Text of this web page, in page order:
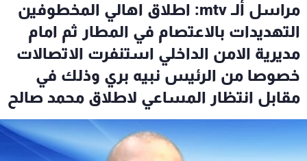
مراسل ألـ mtv: اطلاق اهالي المخطوفين
التهديدات بالاعتصام في المطار ثم امام
مديرية الامن الداخلي استنفرت الاتصالات
خصوصا من الرئيس نبيه بري وذلك في
مقابل انتظار المساعي لاطلاق محمد صالح
الأخبار
سياسة ناس
إقتصاد فن
منوعات رياضة
كأس العالم